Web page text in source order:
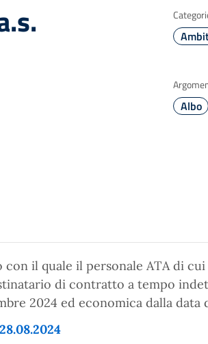
Albo
con il quale il personale ATA di
di contratto a tempo
2024 ed economica dalla